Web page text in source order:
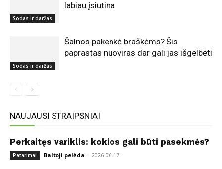
Sodas ir daržas
labiau įsiutina
Sodas ir daržas
Šalnos pakenkė braškėms? Šis
paprastas nuoviras dar gali jas išgelbėti
NAUJAUSI STRAIPSNIAI
Perkaitęs variklis: kokios gali būti pasekmės?
Patarimai Baltoji pelėda - 2026-06-17